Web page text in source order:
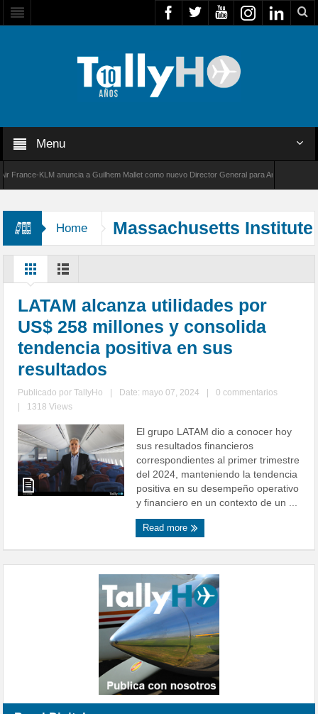
Menu
KLM anuncia a Guilhem Mallet como nuevo Director General para América Latina
Home
Massachusetts Institute
of Technology
LATAM alcanza utilidades por
US$ 258 millones y consolida
tendencia positiva en sus
resultados
Publicado porTallyHo Date: mayo 07, 2024
0 commentarios
1318 Views
El grupo LATAM dio a conocer hoy
sus resultados financieros
correspondientes al primer trimestre
del 2024, manteniendo la tendencia
positiva en su desempeño operativo
y financiero en un contexto de un ...
Read more